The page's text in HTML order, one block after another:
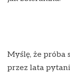
Myślę, że próba
przez lata